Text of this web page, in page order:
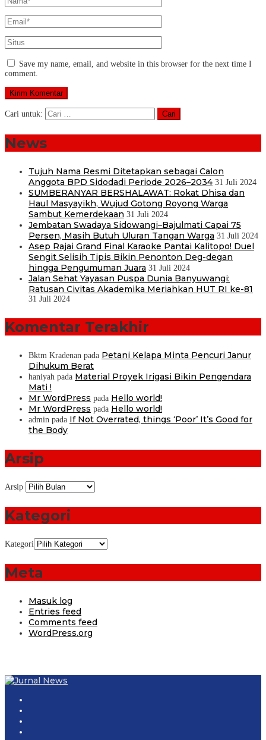
Save my name, email, and website in this browser for the next time I
comment.
Cari untuk:
News
Tujuh Nama Resmi Ditetapkan sebagai Calon
Anggota BPD Sidodadi Periode 2026–2034 31 Juli 2024
SUMBERANYAR BERSHALAWAT: Rokat Dhisa dan
Haul Masyayikh, Wujud Gotong Royong Warga
Sambut Kemerdekaan 31 Juli 2024
Jembatan Swadaya Sidowangi–Bajulmati Capai 75
Persen, Masih Butuh Uluran Tangan Warga 31 Juli 2024
Asep Rajai Grand Final Karaoke Pantai Kalitopo! Duel
Sengit Selisih Tipis Bikin Penonton Deg-degan
hingga Pengumuman Juara 31 Juli 2024
Jalan Sehat Yayasan Puspa Dunia Banyuwangi:
Ratusan Civitas Akademika Meriahkan HUT RI ke-81
31 Juli 2024
Komentar Terakhir
Bktm Kradenan pada Petani Kelapa Minta Pencuri Janur
Dihukum Berat
haniyah pada Material Proyek Irigasi Bikin Pengendara
Mati !
Mr WordPress pada Hello world!
Mr WordPress pada Hello world!
admin pada If Not Overrated, things ‘Poor’ It’s Good for
the Body
Arsip
Arsip
Kategori
Kategori
Meta
Masuk log
Entries feed
Comments feed
WordPress.org